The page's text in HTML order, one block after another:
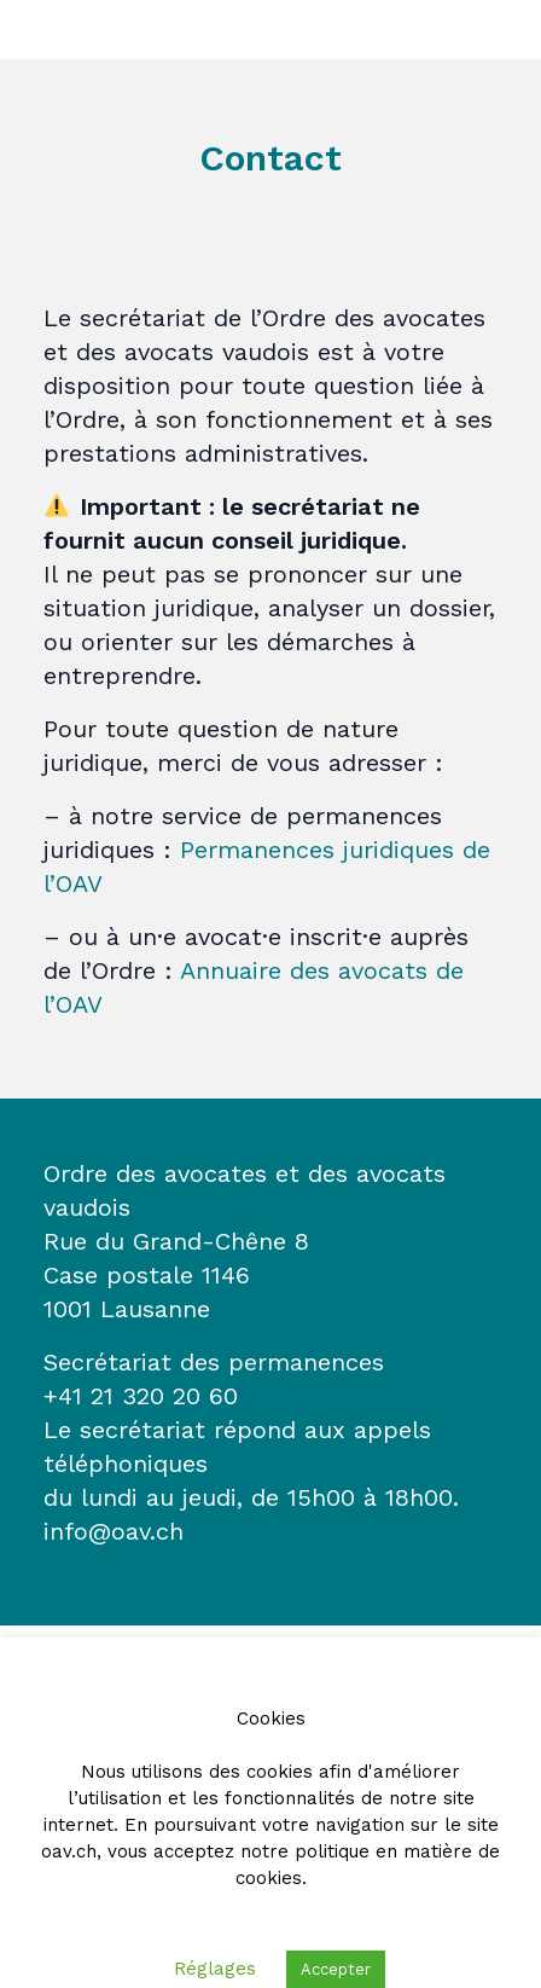
Contact
Le secrétariat de l’Ordre des avocates
et des avocats vaudois est à votre
disposition pour toute question liée à
l’Ordre, à son fonctionnement et à ses
prestations administratives.
Important : le secrétariat ne
fournit aucun conseil juridique.
Il ne peut pas se prononcer sur une
situation juridique, analyser un dossier,
ou orienter sur les démarches à
entreprendre.
Pour toute question de nature
juridique, merci de vous adresser :
– à notre service de permanences
juridiques : Permanences juridiques de
l’OAV
– ou à un·e avocat·e inscrit·e auprès
de l’Ordre : Annuaire des avocats de
l’OAV
Ordre des avocates et des avocats
vaudois
Rue du Grand-Chêne 8
Case postale 1146
1001 Lausanne
Secrétariat des permanences
+41 21 320 20 60
Le secrétariat répond aux appels
téléphoniques
du lundi au jeudi, de 15h00 à 18h00.
info@oav.ch
Partenaires
Cookies
Nous utilisons des cookies afin d'améliorer
l’utilisation et les fonctionnalités de notre site
internet. En poursuivant votre navigation sur le site
oav.ch, vous acceptez notre politique en matière de
cookies.
Réglages Accepter